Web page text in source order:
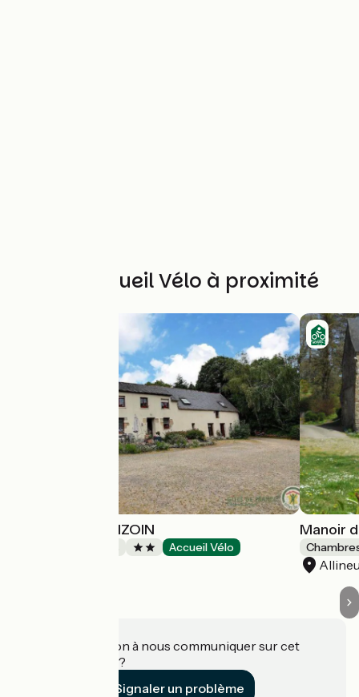
Autres Accueil Vélo à proximité
LA FERME DE BIZOIN
Accueil Vélo
Manoir
Une information à nous communiquer sur cet
établissement ?
Signaler un problème